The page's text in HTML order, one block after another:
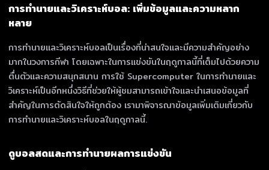
การทำนายและวิเคราะห์บอล: เพิ่มข้อมูลและความหลาก
หลาย
การทำนายและวิเคราะห์บอลเป็นเรื่องที่น่าสนใจและมีความสำคัญอย่าง
มากในวงการกีฬา โดยเฉพาะในการแข่งขันในฤดูกาลนี้ที่เต็มไปด้วยความ
ตื่นตัวและความสนุกสนาน การใช้ Supercomputer ในการทำนายและ
วิเคราะห์เป็นอีกหนึ่งวิธีที่ช่วยให้ผู้ชมสามารถเข้าใจและนำเสนอข้อมูลที่
สำคัญในการตัดสินใจให้ถูกต้อง เรามาพิจารณาข้อมูลเพิ่มเติมเกี่ยวกับ
การทำนายและวิเคราะห์บอลในฤดูกาลนี้.
ดูบอลสดและการทำนายผลการแข่งขัน